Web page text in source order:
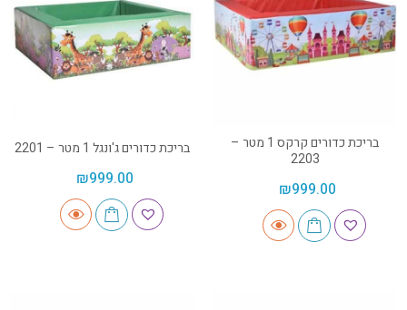
בריכת כדורים קרקס 1 מטר –
2203
₪999.00
בריכת כדורים ג'ונגל 1 מטר – 2201
₪999.00